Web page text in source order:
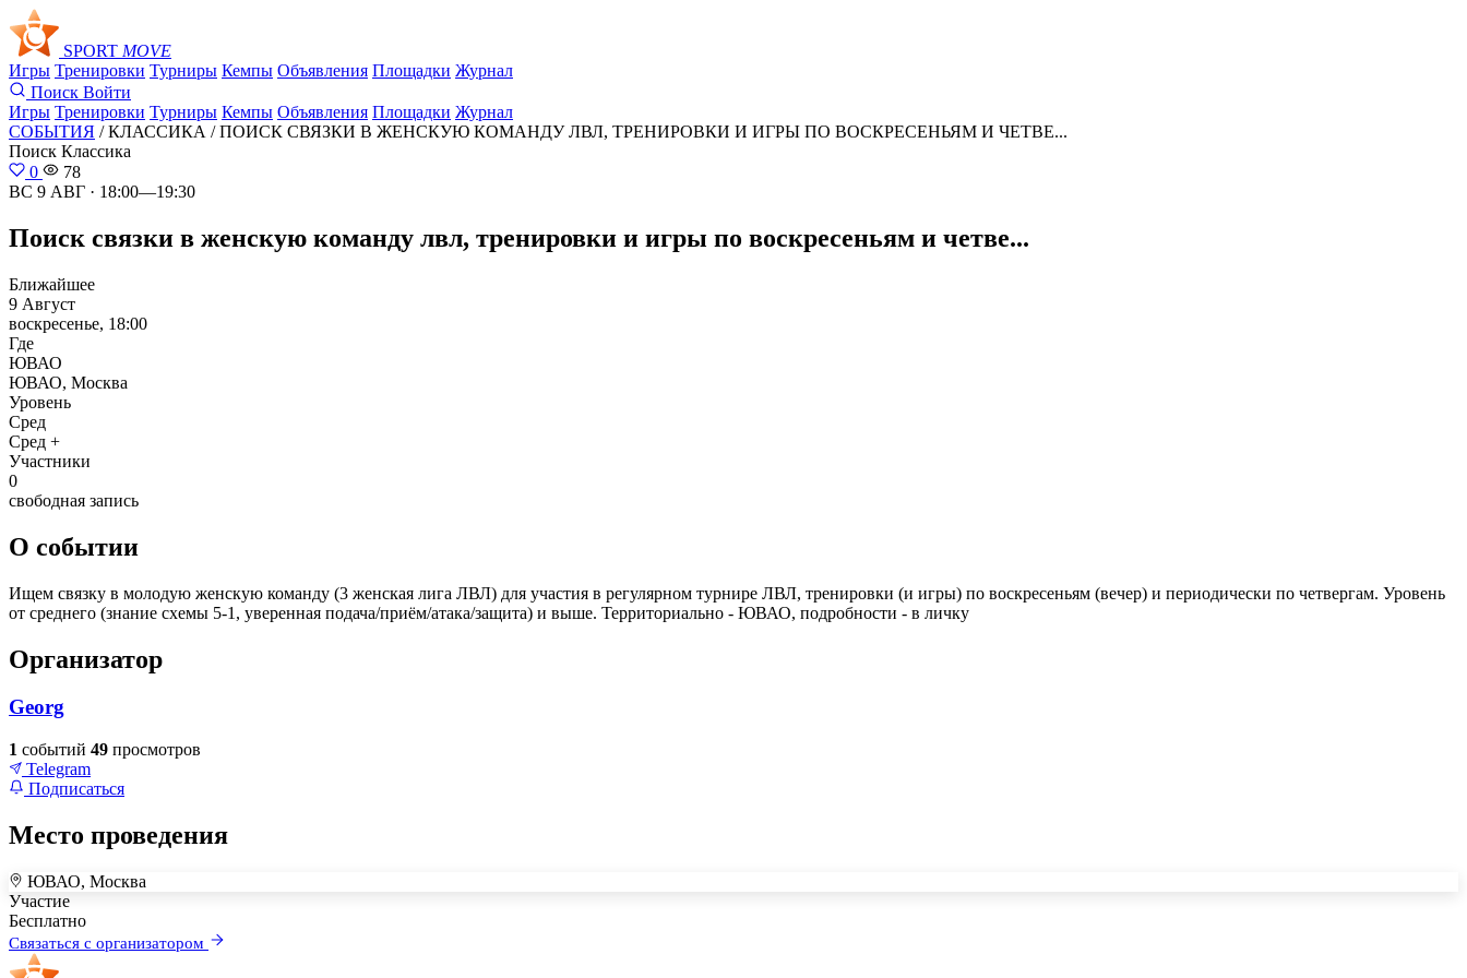
SPORT MOVE
Игры Тренировки Турниры Кемпы Объявления Площадки Журнал
Поиск Войти
Игры Тренировки Турниры Кемпы Объявления Площадки Журнал
СОБЫТИЯ / КЛАССИКА /ПОИСК СВЯЗКИ В ЖЕНСКУЮ КОМАНДУ ЛВЛ, ТРЕНИРОВКИ И ИГРЫ ПО ВОСКРЕСЕНЬЯМ И ЧЕТВЕ...
Поиск Классика
0
78
ВС 9 АВГ · 18:00—19:30
Поиск связки в женскую команду лвл, тренировки и игры по воскресеньям и четве...
Ближайшее
9 Август
воскресенье, 18:00
Где
ЮВАО
ЮВАО, Москва
Уровень
Сред
Сред +
Участники
0
свободная запись
О событии
Ищем связку в молодую женскую команду (3 женская лига ЛВЛ) для участия в регулярном турнире ЛВЛ, тренировки (и игры) по воскресеньям (вечер) и периодически по четвергам. Уровень
от среднего (знание схемы 5-1, уверенная подача/приём/атака/защита) и выше. Территориально - ЮВАО, подробности - в личку
Организатор
Georg
1 событий 49 просмотров
Telegram
Подписаться
Место проведения
+
–
ЮВАО, Москва
Участие
Бесплатно
Связаться с организатором